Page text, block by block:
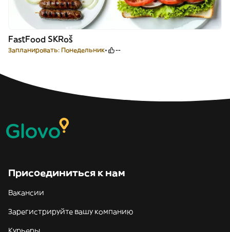
FastFood SKRoš
Запланировать: Понедельник --
Присоединиться к нам
Вакансии
Зарегистрируйте вашу компанию